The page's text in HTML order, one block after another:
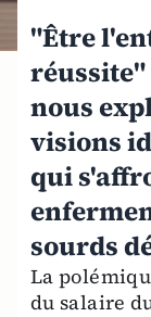
"Être
réussite"
nous
visions
qui
sourds
La
du salaire